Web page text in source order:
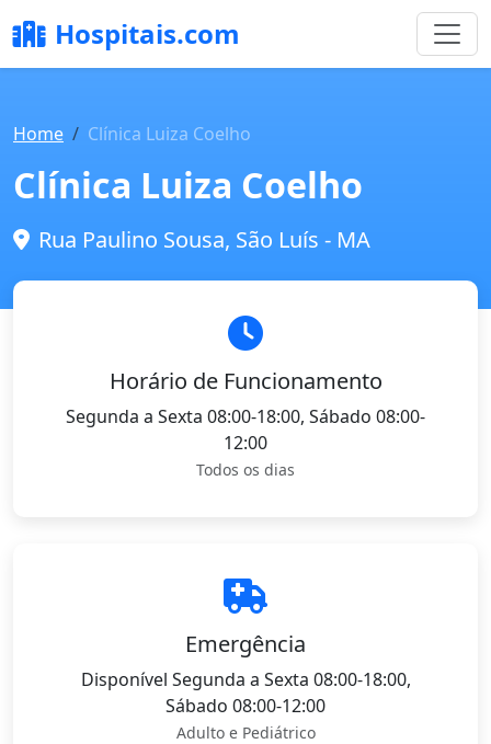
Hospitais.com
Home Clínica Luiza Coelho
Clínica Luiza Coelho
Rua Paulino Sousa, São Luís - MA
Horário de Funcionamento
Segunda a Sexta 08:00-18:00, Sábado 08:00-
12:00
Todos os dias
Emergência
Disponível Segunda a Sexta 08:00-18:00,
Sábado 08:00-12:00
Adulto e Pediátrico